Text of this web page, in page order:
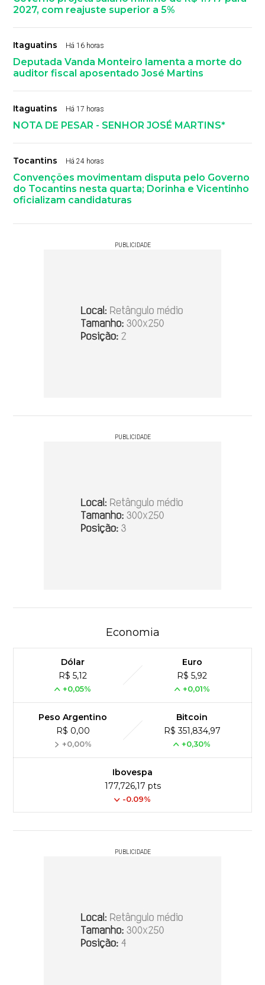
2027, com reajuste superior a 5%
Itaguatins Há 16 horas
Deputada Vanda Monteiro lamenta a morte do
auditor fiscal aposentado José Martins
Itaguatins Há 17 horas
NOTA DE PESAR - SENHOR JOSÉ MARTINS*
Tocantins Há 24 horas
Convenções movimentam disputa pelo Governo
do Tocantins nesta quarta; Dorinha e Vicentinho
oficializam candidaturas
PUBLICIDADE
PUBLICIDADE
Economia
Dólar
R$ 5,12
+0,05%
Euro
R$ 5,92
+0,01%
Peso Argentino
R$ 0,00
+0,00%
Bitcoin
R$ 351,834,97
+0,30%
Ibovespa
177,726,17 pts
-0.09%
PUBLICIDADE